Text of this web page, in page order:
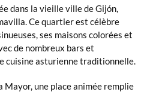
dans la vieille ville de Gijón,
Ce quartier est célèbre
ses maisons colorées et
de nombreux bars et
cuisine asturienne traditionnelle.
Mayor, une place animée remplie